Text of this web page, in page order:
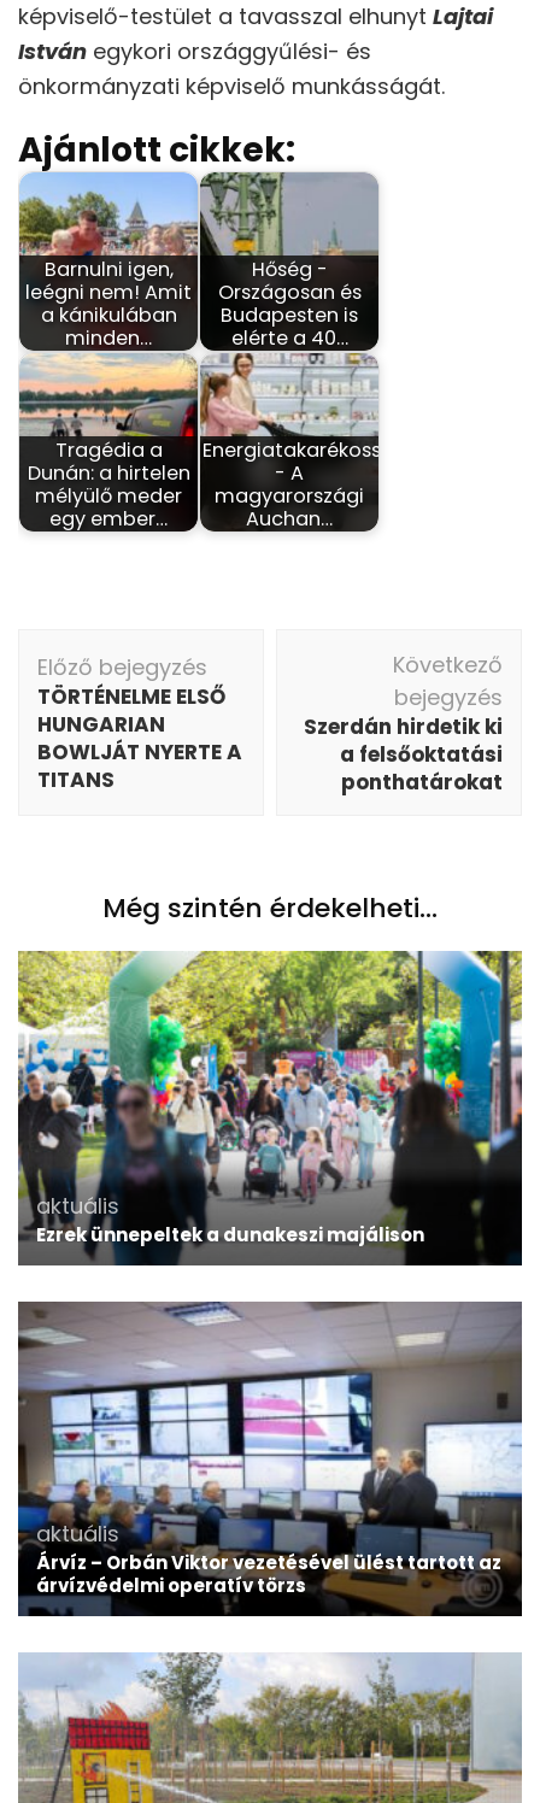
képviselő-testület a tavasszal elhunyt Lajtai
István egykori országgyűlési- és
önkormányzati képviselő munkásságát.
Ajánlott cikkek:
Barnulni igen,
leégni nem! Amit
a kánikulában
minden…
Hőség -
Országosan és
Budapesten is
elérte a 40…
Tragédia a
Dunán: a hirtelen
mélyülő meder
egy ember…
Energiatakarékosság
- A
magyarországi
Auchan…
navigáció
Előző bejegyzés
TÖRTÉNELME ELSŐ
HUNGARIAN
BOWLJÁT NYERTE A
TITANS
Következő
bejegyzés
Szerdán hirdetik ki
a felsőoktatási
ponthatárokat
Még szintén érdekelheti...
aktuális
Ezrek ünnepeltek a dunakeszi majálison
aktuális
Árvíz – Orbán Viktor vezetésével ülést tartott az
árvízvédelmi operatív törzs